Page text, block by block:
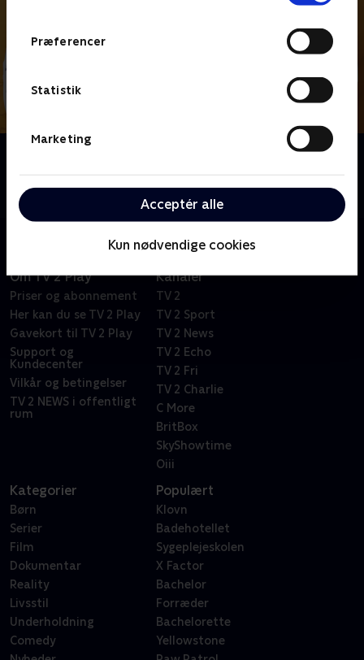
Præferencer
Statistik
Marketing
Acceptér alle
Kun nødvendige cookies
prestigefyldte titel som årets 'Rising Star'.
Om TV 2 Play
Priser og abonnement
Her kan du se TV 2 Play
Gavekort til TV 2 Play
Support og
Kundecenter
Vilkår og betingelser
TV 2 NEWS i offentligt
rum
Kanaler
TV 2
TV 2 Sport
TV 2 News
TV 2 Echo
TV 2 Fri
TV 2 Charlie
C More
BritBox
SkyShowtime
Oiii
Kategorier
Børn
Serier
Film
Dokumentar
Reality
Livsstil
Underholdning
Comedy
Populært
Klovn
Badehotellet
Sygeplejeskolen
X Factor
Bachelor
Forræder
Bachelorette
Yellowstone